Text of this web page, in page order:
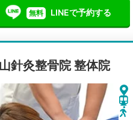
無料 LINEで予約する
針灸整骨院 整体院